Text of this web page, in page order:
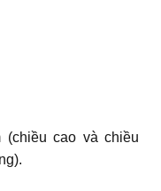
(chiều cao và chiều